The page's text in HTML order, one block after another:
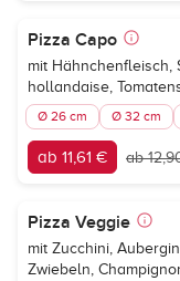
Pizza Capo
mit Hähnchenfleisch,
hollandaise,
Ø 26 cm Ø 32 cm
ab 11,61 € ab
Pizza Veggie
mit Zucchini,
Zwiebeln,